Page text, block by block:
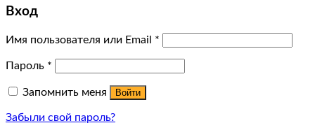
Вход
Имя пользователя или Email *
Пароль *
Запомнить меня Войти
Забыли свой пароль?